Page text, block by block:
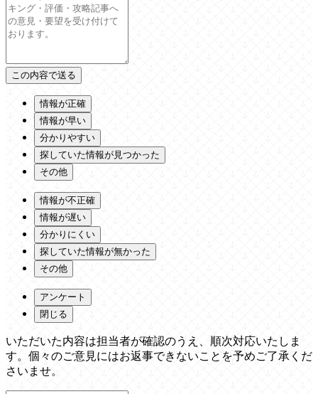
情報が正確
情報が早い
分かりやすい
探していた情報が見つかった
その他
情報が不正確
情報が遅い
分かりにくい
探していた情報が無かった
その他
アンケート
閉じる
いただいた内容は担当者が確認のうえ、順次対応いたしま
す。個々のご意見にはお返事できないことを予めご了承くだ
さいませ。